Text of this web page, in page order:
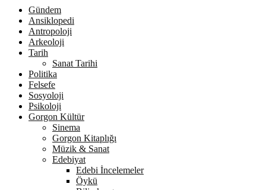
Gündem
Ansiklopedi
Antropoloji
Arkeoloji
Tarih
Sanat Tarihi
Politika
Felsefe
Sosyoloji
Psikoloji
Gorgon Kültür
Sinema
Gorgon Kitaplığı
Müzik & Sanat
Edebiyat
Edebi İncelemeler
Öykü